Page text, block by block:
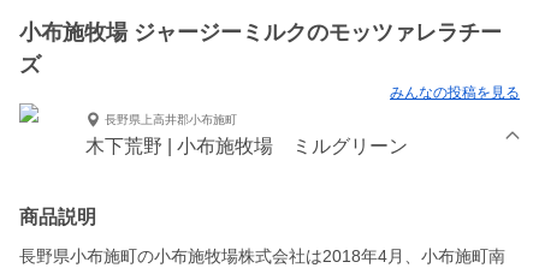
小布施牧場 ジャージーミルクのモッツァレラチー
ズ
みんなの投稿を見る
長野県上高井郡小布施町
木下荒野 | 小布施牧場 ミルグリーン
商品説明
長野県小布施町の小布施牧場株式会社は2018年4月、小布施町南